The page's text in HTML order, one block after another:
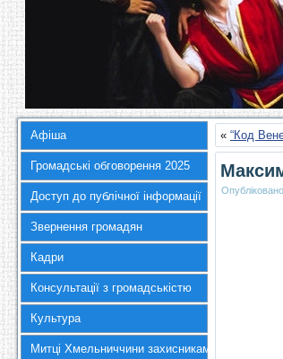
Афіша
Громадські обговорення 2025
Доступ до публічної інформації
Звернення громадян
Кадри
Консультації з громадськістю
Культура
Митці Хмельниччини захисникам України
« “Код
Опубліковано